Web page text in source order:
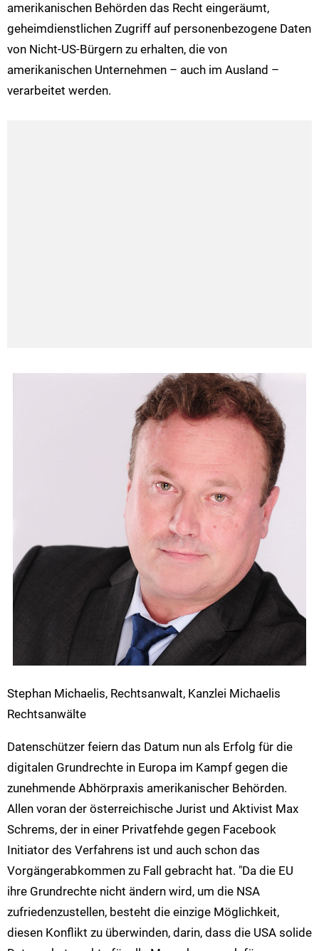
amerikanischen Behörden das Recht eingeräumt,
geheimdienstlichen Zugriff auf personenbezogene Daten
von Nicht-US-Bürgern zu erhalten, die von
amerikanischen Unternehmen – auch im Ausland –
verarbeitet werden.
Stephan Michaelis, Rechtsanwalt, Kanzlei Michaelis
Rechtsanwälte
Datenschützer feiern das Datum nun als Erfolg für die
digitalen Grundrechte in Europa im Kampf gegen die
zunehmende Abhörpraxis amerikanischer Behörden.
Allen voran der österreichische Jurist und Aktivist Max
Schrems, der in einer Privatfehde gegen Facebook
Initiator des Verfahrens ist und auch schon das
Vorgängerabkommen zu Fall gebracht hat. "Da die EU
ihre Grundrechte nicht ändern wird, um die NSA
zufriedenzustellen, besteht die einzige Möglichkeit,
diesen Konflikt zu überwinden, darin, dass die USA solide